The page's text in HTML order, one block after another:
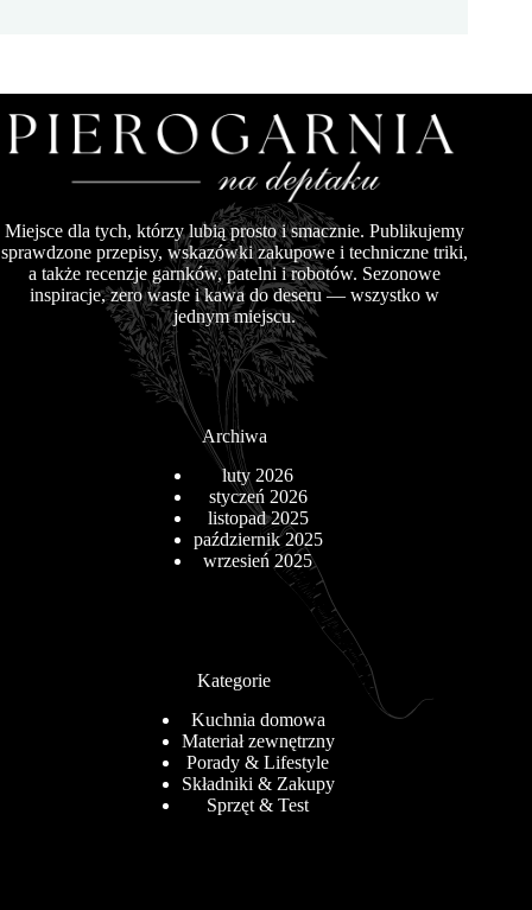
Miejsce dla tych, którzy lubią prosto i smacznie. Publikujemy
sprawdzone przepisy, wskazówki zakupowe i techniczne triki,
a także recenzje garnków, patelni i robotów. Sezonowe
inspiracje, zero waste i kawa do deseru — wszystko w
jednym miejscu.
Archiwa
luty 2026
styczeń 2026
listopad 2025
październik 2025
wrzesień 2025
Kategorie
Kuchnia domowa
Materiał zewnętrzny
Porady & Lifestyle
Składniki & Zakupy
Sprzęt & Test